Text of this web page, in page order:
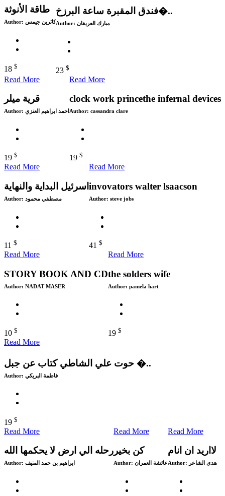
طاقة الأنوثة
Author: كاثرين جيمس
18 $
‎فندق المقبرة ساعة البرزخ�..
Author:
23 $
Read More
قرية ميلر
Author: احمد ابراهيم العنزي
19 $
Read More
clock work princethe infernal devices
Author: cassandra clare
19 $
Read More
اسرئيل البداية والنهاية
Author: مصطفي محمود
11 $
Read More
invovators walter lsaacson
Author: steve jobs
41 $
Read More
STORY BOOK AND CD
Author: NADAT MASER
10 $
Read More
the solders wife
Author: pamela hart
19 $
Read More
حوت علي الشاطي كتاب عن جبل �..
Author: فاطمة البريكي
19 $
Read More
رحله الي ارض لا يحكمها الله
Author: ابراهيم بن حمد المنيف
Read More
كن بخير
Author: عائشة العمران
Read More
لااريد ان انام
Author: هدي الشاعر